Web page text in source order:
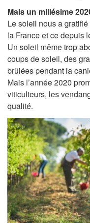
Mais un millésime
Le soleil nous a
la France et ce depuis
Un soleil même trop
coups de soleil, des
brûlées pendant la
Mais l’année 2020
viticulteurs, les
qualité.